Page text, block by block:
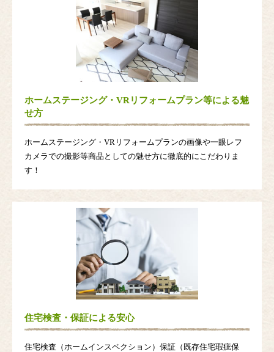
ホームステージング・VRリフォームプラン等による魅
せ方
ホームステージング・VRリフォームプランの画像や一眼レフ
カメラでの撮影等商品としての魅せ方に徹底的にこだわりま
す！
住宅検査・保証による安心
住宅検査（ホームインスペクション）保証（既存住宅瑕疵保